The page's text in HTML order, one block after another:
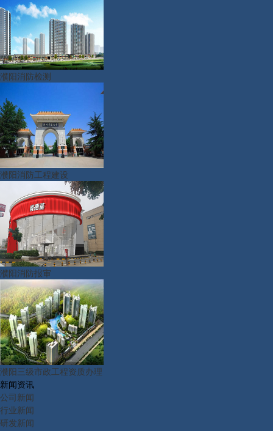
濮阳消防检测
濮阳消防工程建设
濮阳消防报审
濮阳三级市政工程资质办理
新闻资讯
公司新闻
行业新闻
研发新闻